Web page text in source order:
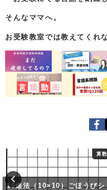
そんなママへ。
お受験教室では教えてくれ
算数
10進法（10×10）ごほうびシ